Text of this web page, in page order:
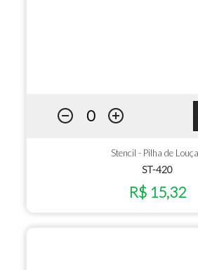
Stencil - Pilha de
ST-420
R$ 15,32